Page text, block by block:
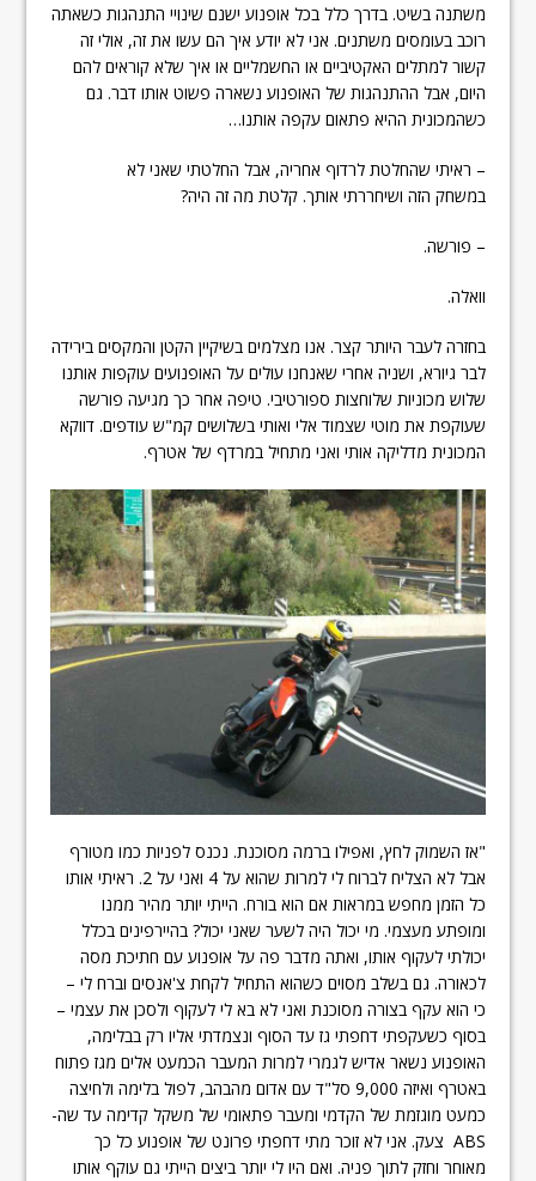
משתנה בשיט. בדרך כלל בכל אופנוע ישנם שינויי התנהגות כשאתה
רוכב בעומסים משתנים. אני לא יודע איך הם עשו את זה, אולי זה
קשור למתלים האקטיביים או החשמליים או איך שלא קוראים להם
היום, אבל ההתנהגות של האופנוע נשארה פשוט אותו דבר. גם
כשהמכונית ההיא פתאום עקפה אותנו…
– ראיתי שהחלטת לרדוף אחריה, אבל החלטתי שאני לא
במשחק הזה ושיחררתי אותך. קלטת מה זה היה?
– פורשה.
וואלה.
בחזרה לעבר היותר קצר. אנו מצלמים בשיקיין הקטן והמקסים בירידה
לבר גיורא, ושניה אחרי שאנחנו עולים על האופנועים עוקפות אותנו
שלוש מכוניות שלוחצות ספורטיבי. טיפה אחר כך מגיעה פורשה
שעוקפת את מוטי שצמוד אלי ואותי בשלושים קמ"ש עודפים. דווקא
המכונית מדליקה אותי ואני מתחיל במרדף של אטרף.
"אז השמוק לחץ, ואפילו ברמה מסוכנת. נכנס לפניות כמו מטורף
אבל לא הצליח לברוח לי למרות שהוא על 4 ואני על 2. ראיתי אותו
כל הזמן מחפש במראות אם הוא בורח. הייתי יותר מהיר ממנו
ומופתע מעצמי. מי יכול היה לשער שאני יכול? בהיירפינים בכלל
יכולתי לעקוף אותו, ואתה מדבר פה על אופנוע עם חתיכת מסה
לכאורה. גם בשלב מסוים כשהוא התחיל לקחת צ'אנסים וברח לי –
כי הוא עקף בצורה מסוכנת ואני לא בא לי לעקוף ולסכן את עצמי –
בסוף כשעקפתי דחפתי גז עד הסוף ונצמדתי אליו רק בבלימה,
האופנוע נשאר אדיש לגמרי למרות המעבר הכמעט אלים מגז פתוח
באטרף ואיזה 9,000 סל"ד עם אדום מהבהב, לפול בלימה ולחיצה
כמעט מוגזמת של הקדמי ומעבר פתאומי של משקל קדימה עד שה-
ABS צעק. אני לא זוכר מתי דחפתי פרונט של אופנוע כל כך
מאוחר וחזק לתוך פניה. ואם היו לי יותר ביצים הייתי גם עוקף אותו